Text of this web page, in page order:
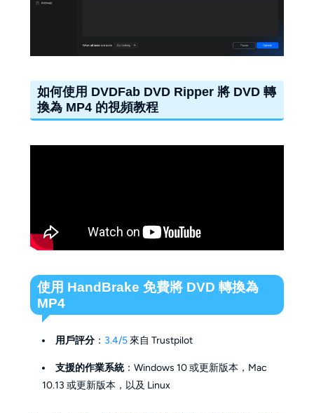
如何使用 DVDFab DVD Ripper 將 DVD 轉
換為 MP4 的視頻教程
使用 HandBrake 免費將 DVD 轉換為
MP4
用戶評分 ： 3.4/5來自 Trustpilot
支援的作業系統：Windows 10 或更新版本，Mac
10.13 或更新版本，以及 Linux